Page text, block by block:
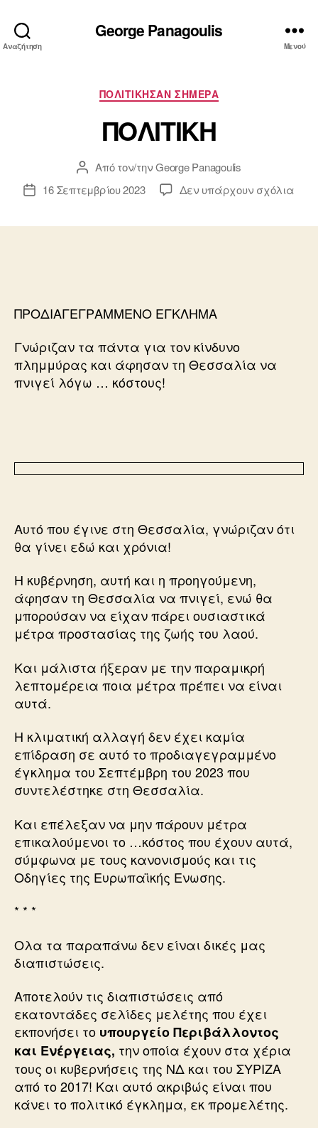
Αναζήτηση
George Panagoulis
Μενού
Κατηγορίες
ΠΟΛΙΤΙΚΗΣΑΝ ΣΗΜΕΡΑ
ΠΟΛΙΤΙΚΗ
Συντάκτης
άρθρου
Από τον/τηνGeorge Panagoulis
Ημ.16 Σεπτεμβρίου 2023 Δεν υπάρχουν σχόλιαστο
ΠΡΟΔΙΑΓΕΓΡΑΜΜΕΝΟ ΕΓΚΛΗΜΑ
Γνώριζαν τα πάντα για τον κίνδυνο
πλημμύρας και άφησαν τη Θεσσαλία να
πνιγεί λόγω … κόστους!
Αυτό που έγινε στη Θεσσαλία, γνώριζαν ότι
θα γίνει εδώ και χρόνια!
Η κυβέρνηση, αυτή και η προηγούμενη,
άφησαν τη Θεσσαλία να πνιγεί, ενώ θα
μπορούσαν να είχαν πάρει ουσιαστικά
μέτρα προστασίας της ζωής του λαού.
Και μάλιστα ήξεραν με την παραμικρή
λεπτομέρεια ποια μέτρα πρέπει να είναι
αυτά.
Η κλιματική αλλαγή δεν έχει καμία
επίδραση σε αυτό το προδιαγεγραμμένο
έγκλημα του Σεπτέμβρη του 2023 που
συντελέστηκε στη Θεσσαλία.
Και επέλεξαν να μην πάρουν μέτρα
επικαλούμενοι το …κόστος που έχουν αυτά,
σύμφωνα με τους κανονισμούς και τις
Οδηγίες της Ευρωπαϊκής Ενωσης.
* * *
Ολα τα παραπάνω δεν είναι δικές μας
διαπιστώσεις.
Αποτελούν τις διαπιστώσεις από
εκατοντάδες σελίδες μελέτης που έχει
εκπονήσει το υπουργείο Περιβάλλοντος
και Ενέργειας, την οποία έχουν στα χέρια
τους οι κυβερνήσεις της ΝΔ και του ΣΥΡΙΖΑ
από το 2017! Και αυτό ακριβώς είναι που
κάνει το πολιτικό έγκλημα, εκ προμελέτης.